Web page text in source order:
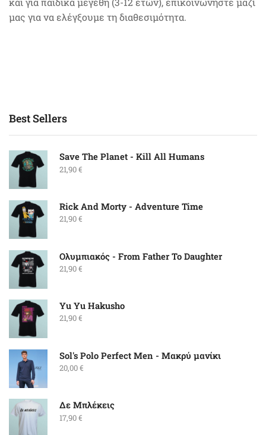
μας για να ελέγξουμε τη διαθεσιμότητα.
Best Sellers
Save The Planet - Kill All Humans
21,90€
Rick And Morty - Adventure Time
21,90€
Ολυμπιακός - From Father To Daughter
21,90€
Yu Yu Hakusho
21,90€
Sol's Polo Perfect Men - Μακρύ μανίκι
20,00€
Δε Μπλέκεις
17,90€